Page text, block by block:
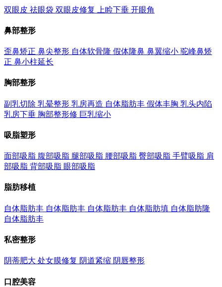
双眼皮 祛眼袋 双眼皮修复 上睑下垂 开眼角
鼻部整形
歪鼻矫正 鼻尖整形 自体软骨隆 假体隆鼻 鼻翼缩小 驼峰鼻矫
正 鼻小柱延长
胸部整形
副乳切除 乳晕整形 乳房再造 自体脂肪丰 假体丰胸 乳头内陷
乳房下垂 胸部整形修 巨乳缩小
吸脂塑形
面部吸脂 腹部吸脂 腿部吸脂 腰部吸脂 臀部吸脂 手臂吸脂 肩
部吸脂 背部吸脂 眼部吸脂
脂肪移植
自体脂肪丰 自体脂肪丰 自体脂肪丰 自体脂肪填 自体脂肪隆
自体脂肪丰
私密整形
阴蒂肥大 处女膜修复 阴道紧缩 阴唇整形
口腔美容